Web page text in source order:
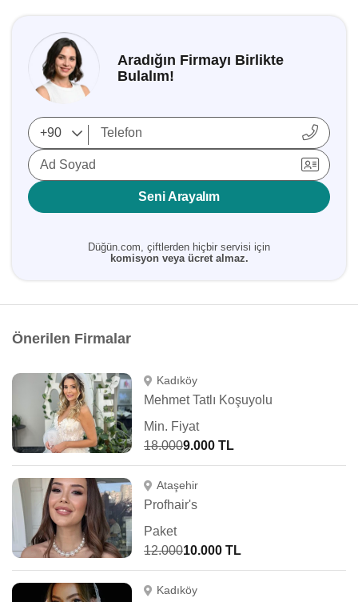
Aradığın Firmayı Birlikte
Bulalım!
Ad Soyad
Seni Arayalım
Düğün.com, çiftlerden hiçbir servisi için
komisyon veya ücret almaz.
Önerilen Firmalar
Kadıköy
Mehmet Tatlı Koşuyolu
Min. Fiyat
18.0009.000 TL
Ataşehir
Profhair's
Paket
12.00010.000 TL
Kadıköy